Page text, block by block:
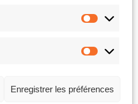
Enregistrer les préférences